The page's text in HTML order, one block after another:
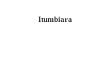
Itumbiara